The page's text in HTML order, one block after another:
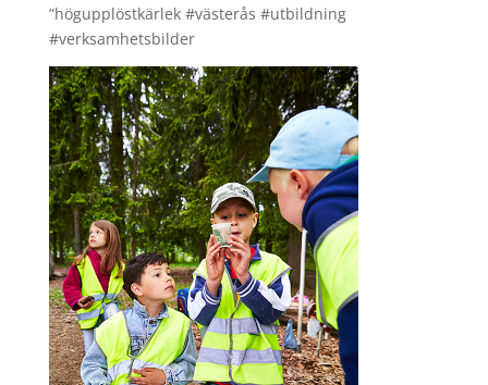
”högupplöstkärlek #västerås #utbildning
#verksamhetsbilder